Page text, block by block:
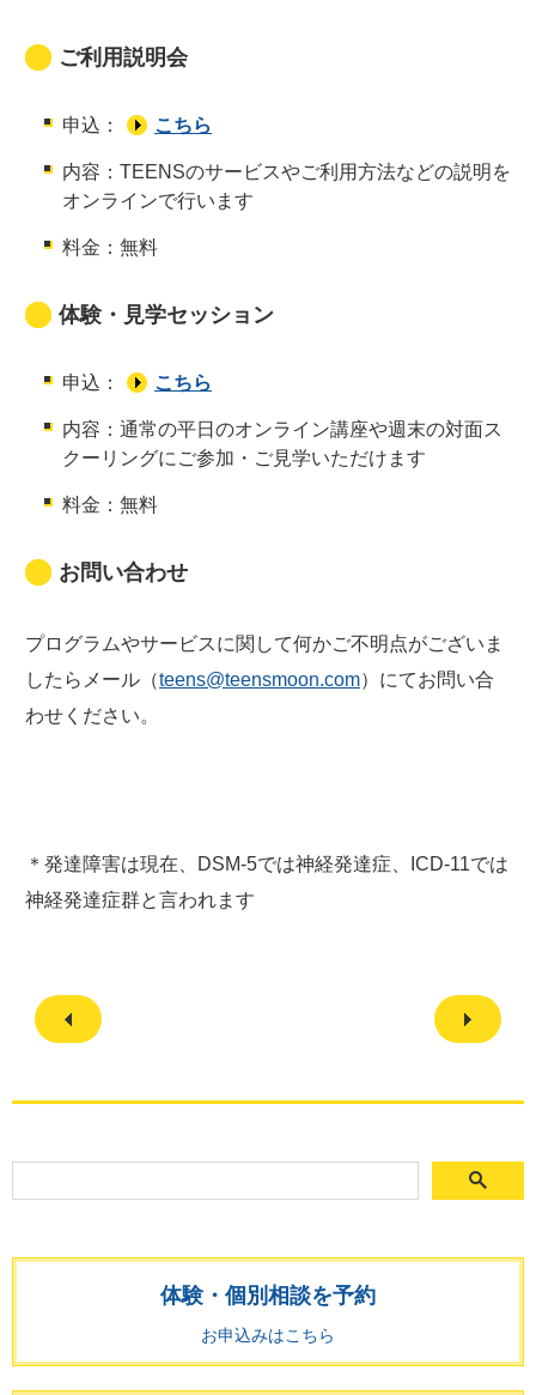
ご利用説明会
申込： こちら
内容：TEENSのサービスやご利用方法などの説明を
オンラインで行います
料金：無料
体験・見学セッション
申込： こちら
内容：通常の平日のオンライン講座や週末の対面ス
クーリングにご参加・ご見学いただけます
料金：無料
お問い合わせ
プログラムやサービスに関して何かご不明点がございま
したらメール（teens@teensmoon.com）にてお問い合
わせください。
＊発達障害は現在、DSM-5では神経発達症、ICD-11では
神経発達症群と言われます
体験・個別相談を予約
お申込みはこちら